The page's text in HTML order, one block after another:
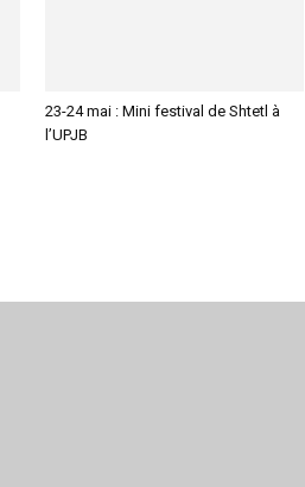
23-24 mai : Mini festival de Shtetl à
l’UPJB